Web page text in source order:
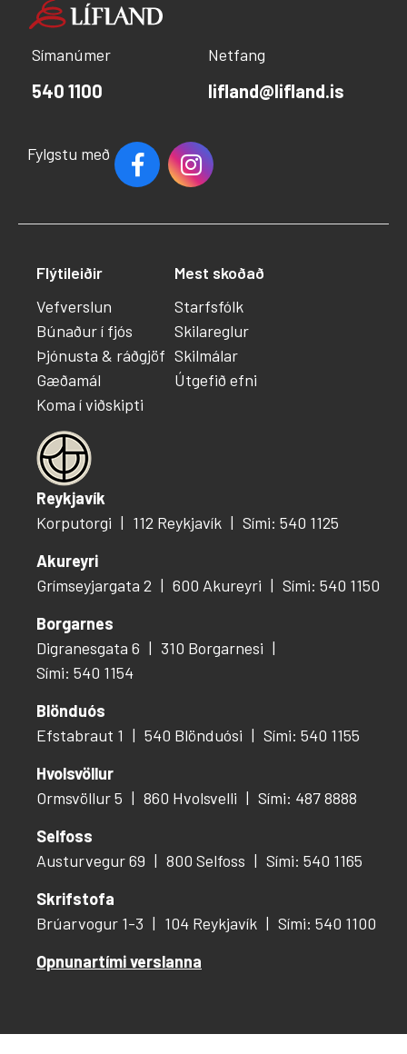
Símanúmer
540 1100
Netfang
lifland@lifland.is
Fylgstu með
Reykjavík
Korputorgi
112 Reykjavík
Sími: 540 1125
Akureyri
Grímseyjargata 2
600 Akureyri
Sími: 540 1150
Borgarnes
Digranesgata 6
310 Borgarnesi
Sími: 540 1154
Blönduós
Efstabraut 1
540 Blönduósi
Sími: 540 1155
Hvolsvöllur
Ormsvöllur 5
860 Hvolsvelli
Sími: 487 8888
Selfoss
Austurvegur 69
800 Selfoss
Sími: 540 1165
Skrifstofa
Brúarvogur 1-3
104 Reykjavík
Sími: 540 1100
Opnunartími verslanna
Flýtileiðir
Vefverslun
Búnaður í fjós
Þjónusta & ráðgjöf
Gæðamál
Koma í viðskipti
Mest skoðað
Starfsfólk
Skilareglur
Skilmálar
Útgefið efni